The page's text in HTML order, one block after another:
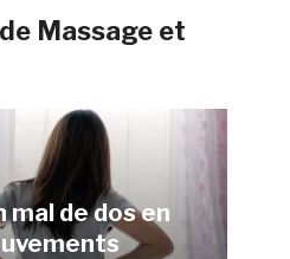
Massage et
mal de dos en